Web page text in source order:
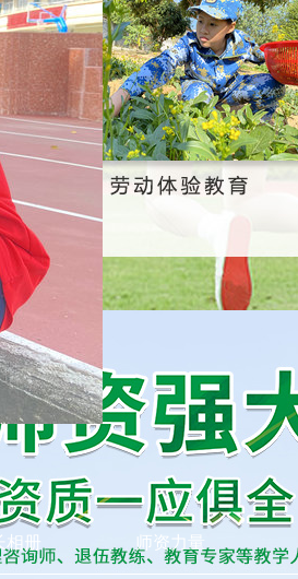
相册 师资力量